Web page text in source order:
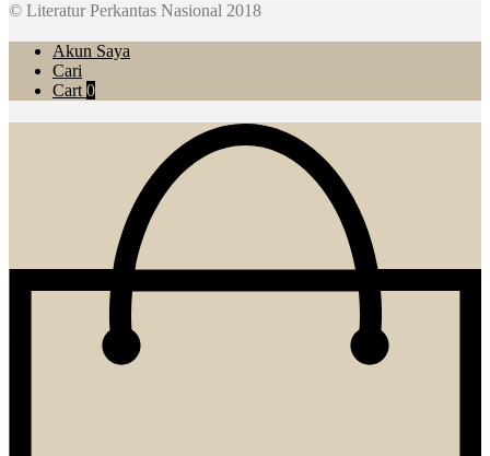
© Literatur Perkantas Nasional 2018
Akun Saya
Cari
Cart 0